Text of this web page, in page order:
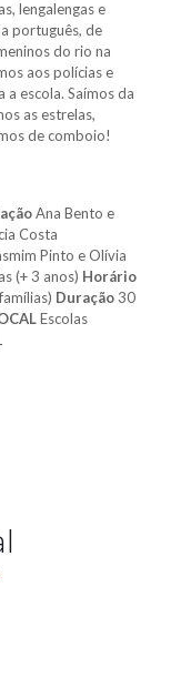
lengalengas e
português, de
do rio na
aos polícias e
escola. Saímos da
as estrelas,
de comboio!
Ana Bento e
Costa
Pinto e Olívia
(+ 3 anos) Horário
Duração30
Escolas